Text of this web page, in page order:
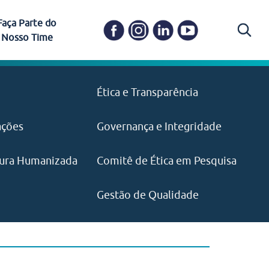
Ética e Transparência
Governança e Integridade
Humanizada Comitê de Ética em Pesquisa
Gestão de Qualidade
Carapicuíba
pelo CEJAM e(11) 97646‑2537
Parte do
Nosso Time
visão e valores?